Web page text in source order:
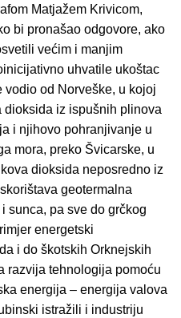
Matjažem Krivicom,
bi pronašao odgovore, ako
većim i manjim
uhvatile ukoštac
vodio od Norveške, u kojoj
iz ispušnih plinova
i njihovo pohranjivanje u
mora, preko Švicarske, u
dioksida neposredno iz
geotermalna
sunca, pa sve do grčkog
energetski
i do škotskih Orknejskih
razvija tehnologija pomoću
energija – energija valova
istražili i industriju